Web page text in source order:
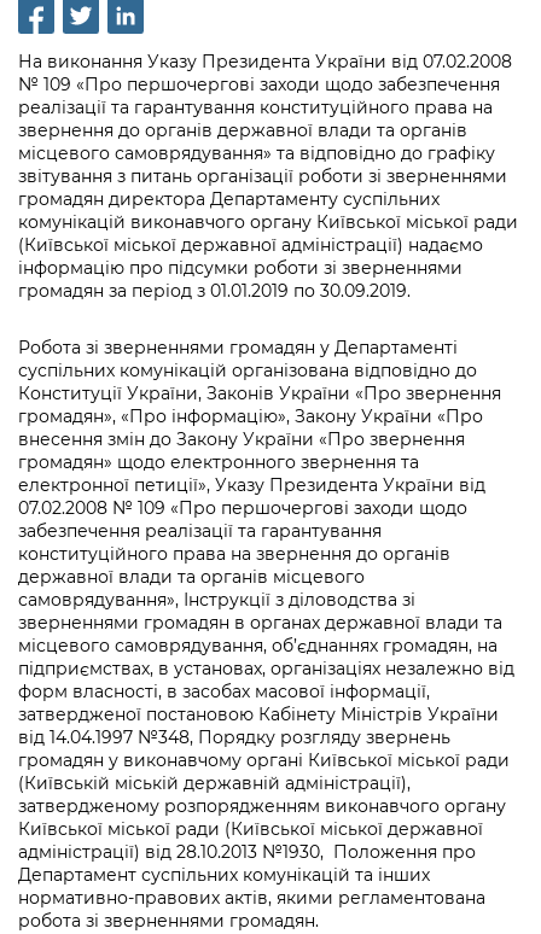
Рішення та розпорядження
Проєкти розпоряджень, що
перебувають на погодженні КМВА
Рішення Київради
Контактна інформація
Графік роботи та прийому громадян
Вакансії
Статистика
Звернення громадян
Регуляторна діяльність
Промисловість і наука Києва
Підприємства, установи, організації
Kyiv International Relations
Річні звіти
Гендерна політика
Безбар'єрність
Київська міська військова адміністрація
Освіта та навчальні заклади
Дороги, транспорт та парковки
Навколишнє середовище міста
Містобудування та земельні ділянки
Культура, спорт, дозвілля
Бізнес та ліцензування
Безпека та правопорядок
Ритуальні послуги
Іноземцям / For foreigners
Пам'ятки культурної спадщини
Портал Захисників та Захисниць
Безбар'єрність
Портал послуг
Міський застосунок Київ Цифровий
Важливе під час воєнного стану
Громадська експертиза
Громадський бюджет
Консультації з громадськістю
Громадська рада
Петиції
Відкритий бюджет
Допомога учасникам АТО
Рада з питань внутрішньо переміщених
осіб при Київській міській військовій
адміністрації
«Ініціатива «Партнерство «Відкритий
Уряд» – місцевий рівень»
Важливе під час воєнного стану
Інформація з обмеженим доступом
Подати запит онлайн
Проекти нормативно-правових та
інших актів
Нормативна база
Питання і відповіді про публічну
інформацію
Порядок оскарження рішень, дій чи
бездіяльності розпорядників інформації
Звіти про опрацювання запитів на
публічну інформацію
Інформація для споживачів
Про відкриті дані
Портал даних Києва
Публічні дашборди
Медіагалерея
Підписатися на новини та анонси від
КМДА / Subscribe to announcements
from the KCSA
Порядок акредитації медіа /
Accreditation process
Подати журналістський запит /
Submitting a media request
Зйомки в лікарнях в умовах воєнного
стану / Rules for media coverage of
hospitals at work under martial law
Контакти для медіа / Contacts for mass
media
Портал Послуг
На виконання Указу Президента України від 07.02.2008
№ 109 «Про першочергові заходи щодо забезпечення
реалізації та гарантування конституційного права на
звернення до органів державної влади та органів
місцевого самоврядування» та відповідно до графіку
звітування з питань організації роботи зі зверненнями
громадян директора Департаменту суспільних
комунікацій виконавчого органу Київської міської ради
(Київської міської державної адміністрації) надаємо
інформацію про підсумки роботи зі зверненнями
громадян за період з 01.01.2019 по 30.09.2019.
Робота зі зверненнями громадян у Департаменті
суспільних комунікацій організована відповідно до
Конституції України, Законів України «Про звернення
громадян», «Про інформацію», Закону України «Про
внесення змін до Закону України «Про звернення
громадян» щодо електронного звернення та
електронної петиції», Указу Президента України від
07.02.2008 № 109 «Про першочергові заходи щодо
забезпечення реалізації та гарантування
конституційного права на звернення до органів
державної влади та органів місцевого
самоврядування», Інструкції з діловодства зі
зверненнями громадян в органах державної влади та
місцевого самоврядування, об’єднаннях громадян, на
підприємствах, в установах, організаціях незалежно від
форм власності, в засобах масової інформації,
затвердженої постановою Кабінету Міністрів України
від 14.04.1997 №348, Порядку розгляду звернень
громадян у виконавчому органі Київської міської ради
(Київській міській державній адміністрації),
затвердженому розпорядженням виконавчого органу
Київської міської ради (Київської міської державної
адміністрації) від 28.10.2013 №1930, Положення про
Департамент суспільних комунікацій та інших
нормативно-правових актів, якими регламентована
робота зі зверненнями громадян.